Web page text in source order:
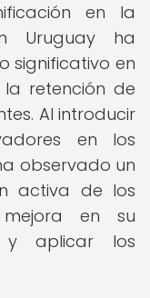
en la
Uruguay ha
significativo en
retención de
Al introducir
en los
observado un
activa de los
en su
y aplicar los